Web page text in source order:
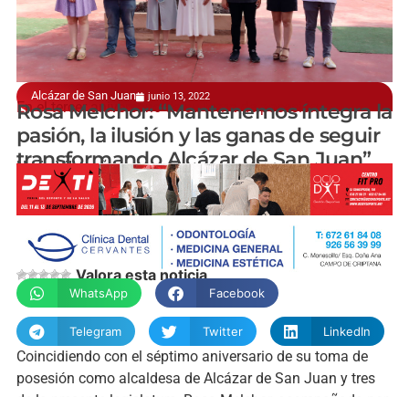
Alcázar de San Juan junio 13, 2022
En el tercer aniversario de su toma de posesión
Rosa Melchor: “Mantenemos íntegra la
pasión, la ilusión y las ganas de seguir
transformando Alcázar de San Juan”
Nuria Villacañas
Valora esta noticia
WhatsApp Facebook
Telegram Twitter LinkedIn
Coincidiendo con el séptimo aniversario de su toma de
posesión como alcaldesa de Alcázar de San Juan y tres